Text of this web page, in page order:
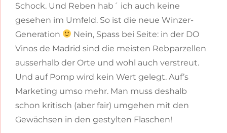
Schock. Und Reben hab´ ich auch keine
gesehen im Umfeld. So ist die neue Winzer-
Generation
Nein, Spass bei Seite: in der DO
Vinos de Madrid sind die meisten Rebparzellen
ausserhalb der Orte und wohl auch verstreut.
Und auf Pomp wird kein Wert gelegt. Auf’s
Marketing umso mehr. Man muss deshalb
schon kritisch (aber fair) umgehen mit den
Gewächsen in den gestylten Flaschen!